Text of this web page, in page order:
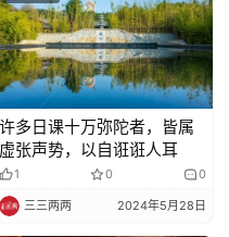
许多日课十万弥陀者，皆属
虚张声势，以自诳诳人耳
1 0 0
三三两两 2024年5月28日